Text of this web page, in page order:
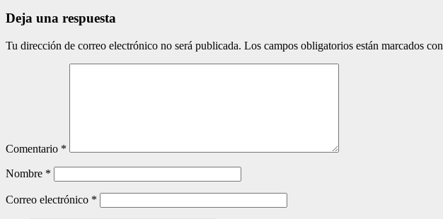
Deja una respuesta
Tu dirección de correo electrónico no será publicada. Los campos obligatorios están marcados con
Comentario *
Nombre *
Correo electrónico *